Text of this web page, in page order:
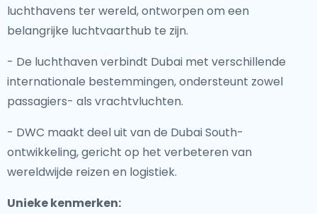
luchthavens ter wereld, ontworpen om een
belangrijke luchtvaarthub te zijn.
- De luchthaven verbindt Dubai met verschillende
internationale bestemmingen, ondersteunt zowel
passagiers- als vrachtvluchten.
- DWC maakt deel uit van de Dubai South-
ontwikkeling, gericht op het verbeteren van
wereldwijde reizen en logistiek.
Unieke kenmerken: